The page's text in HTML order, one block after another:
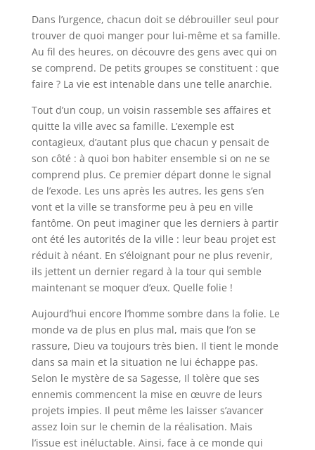
Dans l’urgence, chacun doit se débrouiller seul pour
trouver de quoi manger pour lui-même et sa famille.
Au fil des heures, on découvre des gens avec qui on
se comprend. De petits groupes se constituent : que
faire ? La vie est intenable dans une telle anarchie.
Tout d’un coup, un voisin rassemble ses affaires et
quitte la ville avec sa famille. L’exemple est
contagieux, d’autant plus que chacun y pensait de
son côté : à quoi bon habiter ensemble si on ne se
comprend plus. Ce premier départ donne le signal
de l’exode. Les uns après les autres, les gens s’en
vont et la ville se transforme peu à peu en ville
fantôme. On peut imaginer que les derniers à partir
ont été les autorités de la ville : leur beau projet est
réduit à néant. En s’éloignant pour ne plus revenir,
ils jettent un dernier regard à la tour qui semble
maintenant se moquer d’eux. Quelle folie !
Aujourd’hui encore l’homme sombre dans la folie. Le
monde va de plus en plus mal, mais que l’on se
rassure, Dieu va toujours très bien. Il tient le monde
dans sa main et la situation ne lui échappe pas.
Selon le mystère de sa Sagesse, Il tolère que ses
ennemis commencent la mise en œuvre de leurs
projets impies. Il peut même les laisser s’avancer
assez loin sur le chemin de la réalisation. Mais
l’issue est inéluctable. Ainsi, face à ce monde qui